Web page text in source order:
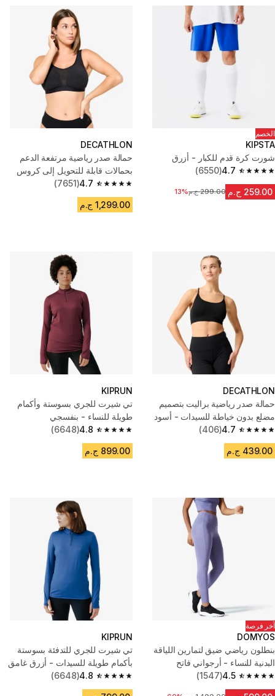
الخصم
KIPSTA
شورت كرة قدم للكبار - أزرق
4.7
4.7 out of 5 stars from 6550 reviews
(6550)
259.00 ج.م السعر قبل التخفيض
299.00 ج.م 13%
DECATHLON
حمالة صدر رياضية مرتفعة الدعم
بحمالات قابلة للتحويل إلى كروس
للسيدات - أسود
4.7
4.7 out of 5 stars from 7651 reviews
(7651)
1,299.00 ج.م
DECATHLON
حمالة صدر رياضية براليت بتصميم
مضلع بدون خياطة للسيدات - أسود
4.7
4.7 out of 5 stars from 406 reviews
(406)
439.00 ج.م
KIPRUN
تي شيرت للجري بسوستة وأكمام
طويلة للنساء - بنفسجي
4.8
4.8 out of 5 stars from 6648 reviews
(6648)
899.00 ج.م
آخر فرصة
DOMYOS
بنطلون رياضي ضيق لتمارين اللياقة
البدنية للنساء - أرجواني فاتح
4.5
4.5 out of 5 stars from 1547 reviews
(1547)
KIPRUN
تي شيرت للجري للتدفئة بسوستة
بأكمام طويلة للسيدات - أزرق غامق
4.8
4.8 out of 5 stars from 6648 reviews
(6648)